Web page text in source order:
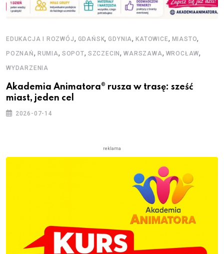
EDUKACJA I ROZWÓJ, GDAŃSK,GDYNIA,KATOWICE, MIASTO,
POZNAŃ, RUMIA, SOPOT, SZCZECIN,WARSZAWA, WROCŁAW,
WYDARZENIA
Akademia Animatora® rusza w trasę: sześć
miast, jeden cel
2026-07-14
reklama